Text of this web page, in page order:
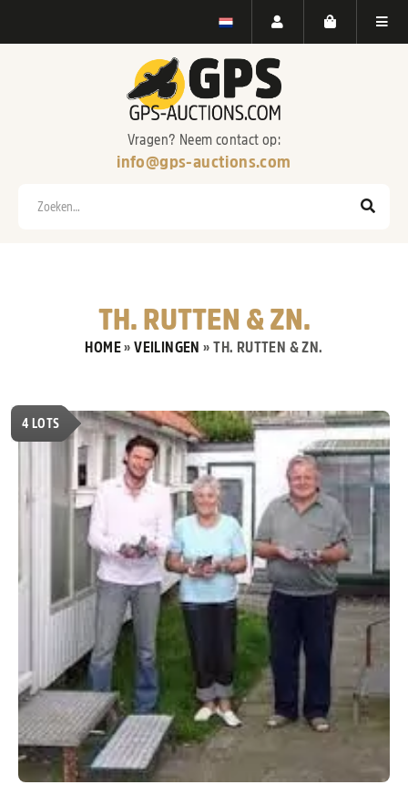
Vragen? Neem contact op:
info@gps-auctions.com
TH. RUTTEN & ZN.
HOME»VEILINGEN »TH. RUTTEN & ZN.
4 LOTS